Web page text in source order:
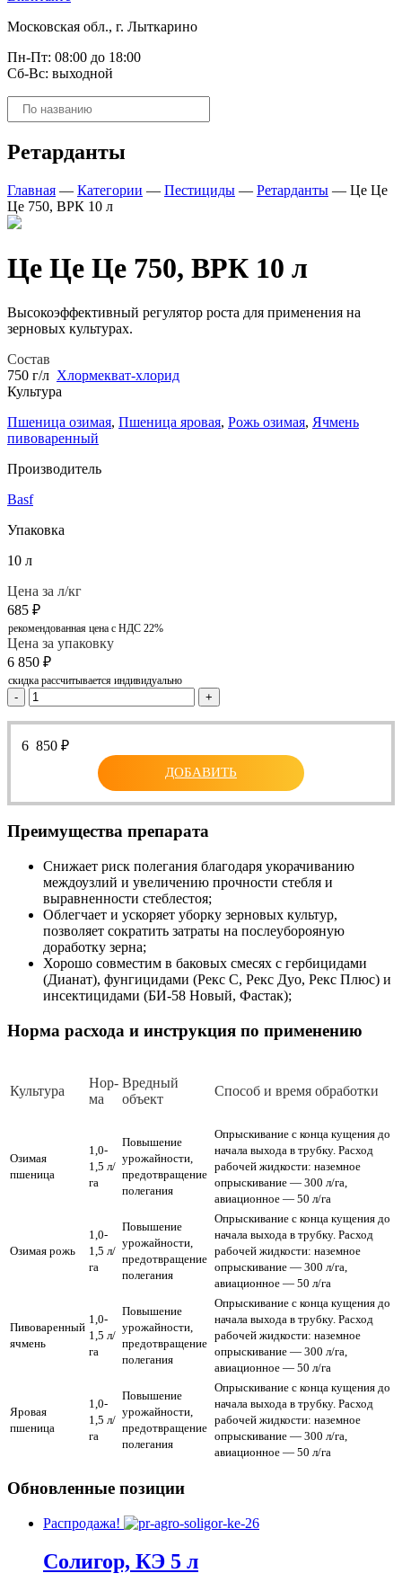
Московская обл., г. Лыткарино
Пн-Пт: 08:00 до 18:00
Сб-Вс: выходной
Поиск
товаров
Ретарданты
Главная — Категории — Пестициды — Ретарданты — Це Це
Це 750, ВРК 10 л
Це Це Це 750, ВРК 10 л
Высокоэффективный регулятор роста для применения на
зерновых культурах.
Состав
750 г/л Хлормекват-хлорид
Культура
Пшеница озимая, Пшеница яровая, Рожь озимая, Ячмень
пивоваренный
Производитель
Basf
Упаковка
10 л
Цена за л/кг
685 ₽
рекомендованная цена с НДС 22%
Цена за упаковку
6 850 ₽
скидка рассчитывается индивидуально
- +
6 850 ₽
ДОБАВИТЬ
Преимущества препарата
Снижает риск полегания благодаря укорачиванию
междоузлий и увеличению прочности стебля и
выравненности стеблестоя;
Облегчает и ускоряет уборку зерновых культур,
позволяет сократить затраты на послеуборояную
доработку зерна;
Хорошо совместим в баковых смесях с гербицидами
(Дианат), фунгицидами (Рекс С, Рекс Дуо, Рекс Плюс) и
инсектицидами (БИ-58 Новый, Фастак);
Норма расхода и инструкция по применению
Куль­ту­ра
Нор­
ма
Вред­ный
объект
Спо­соб и вре­мя об­ра­бот­ки
Озимая
пшеница
1,0-
1,5 л/
га
Повышение
урожайности,
предотвращение
полегания
Опрыскивание с конца кущения до
начала выхода в трубку. Расход
рабочей жидкости: наземное
опрыскивание — 300 л/га,
авиационное — 50 л/га
Озимая рожь
1,0-
1,5 л/
га
Повышение
урожайности,
предотвращение
полегания
Опрыскивание с конца кущения до
начала выхода в трубку. Расход
рабочей жидкости: наземное
опрыскивание — 300 л/га,
авиационное — 50 л/га
Пивоваренный
ячмень
1,0-
1,5 л/
га
Повышение
урожайности,
предотвращение
полегания
Опрыскивание с конца кущения до
начала выхода в трубку. Расход
рабочей жидкости: наземное
опрыскивание — 300 л/га,
авиационное — 50 л/га
Яровая
пшеница
1,0-
1,5 л/
га
Повышение
урожайности,
предотвращение
полегания
Опрыскивание с конца кущения до
начала выхода в трубку. Расход
рабочей жидкости: наземное
опрыскивание — 300 л/га,
авиационное — 50 л/га
Обновленные позиции
Распродажа!
Солигор, КЭ 5 л